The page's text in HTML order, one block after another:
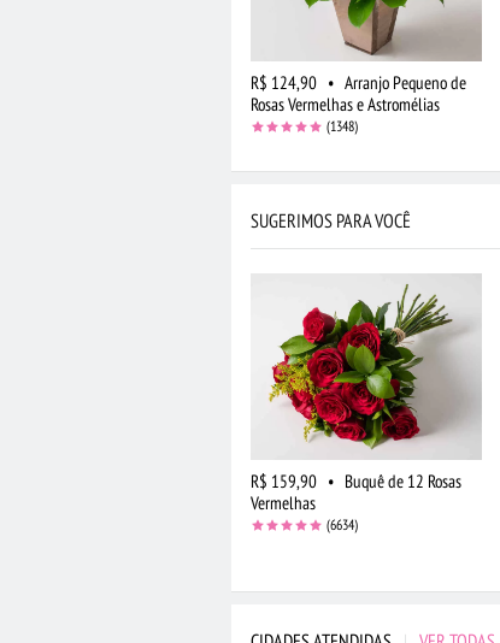
R$ 124,90 • Arranjo Pequeno de
Rosas Vermelhas e Astromélias
(1348)
SUGERIMOS PARA VOCÊ
R$ 159,90 • Buquê de 12 Rosas
Vermelhas
(6634)